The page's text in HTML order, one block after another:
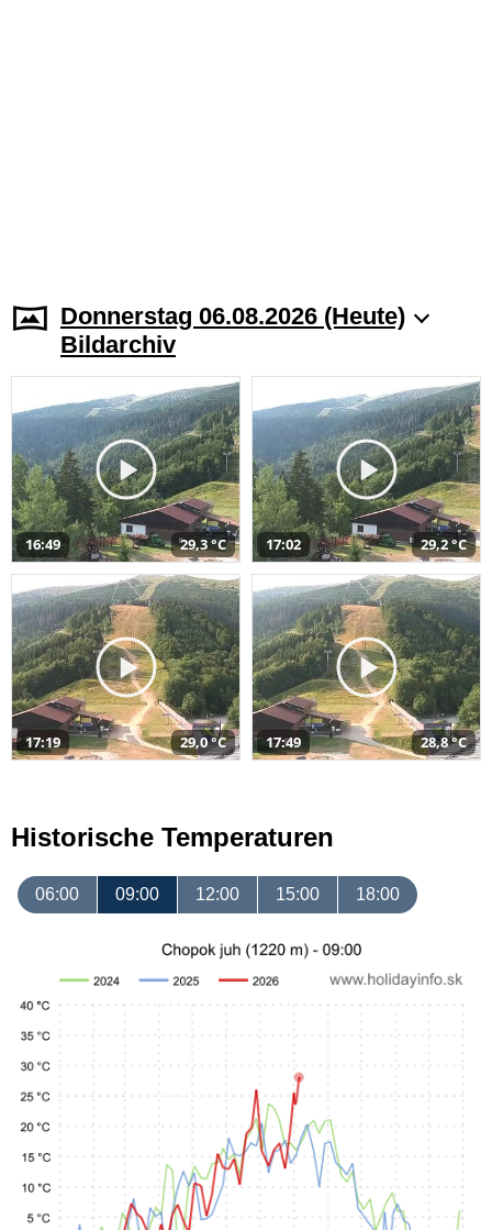
Donnerstag 06.08.2026 (Heute)
Bildarchiv
16:49 29,3 °C 17:02 29,2 °C
17:19 29,0 °C 17:49 28,8 °C
Historische Temperaturen
06:00 09:00 12:00 15:00 18:00